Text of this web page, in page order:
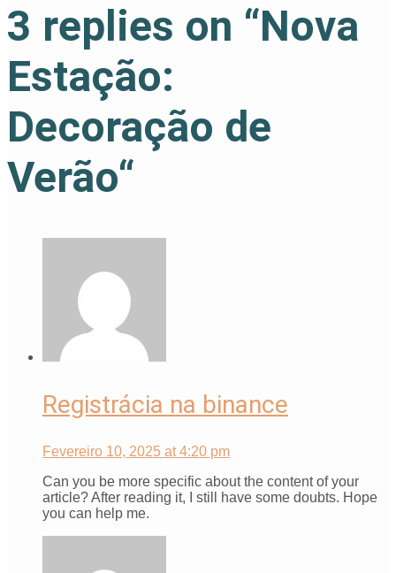
3 replies on “Nova
Estação:
Decoração de
Verão“
Registrácia na binance
Fevereiro 10, 2025 at 4:20 pm
Can you be more specific about the content of your
article? After reading it, I still have some doubts. Hope
you can help me.